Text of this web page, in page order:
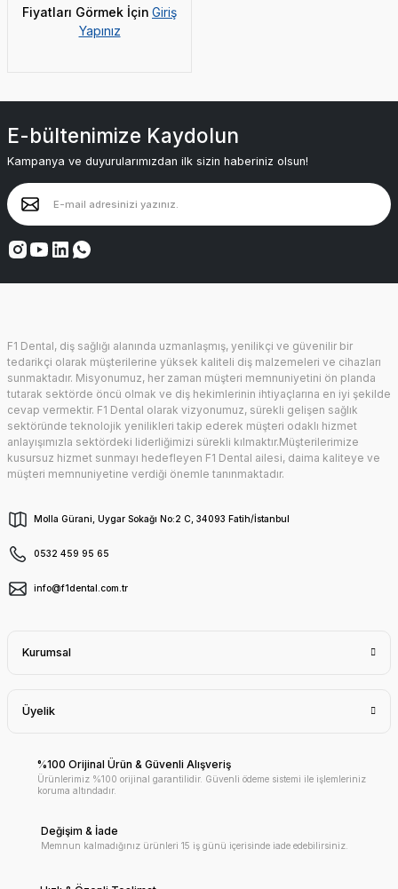
Fiyatları Görmek İçin Giriş
Yapınız
E-bültenimize Kaydolun
Kampanya ve duyurularımızdan ilk sizin haberiniz olsun!
F1 Dental, diş sağlığı alanında uzmanlaşmış, yenilikçi ve güvenilir bir
tedarikçi olarak müşterilerine yüksek kaliteli diş malzemeleri ve cihazları
sunmaktadır. Misyonumuz, her zaman müşteri memnuniyetini ön planda
tutarak sektörde öncü olmak ve diş hekimlerinin ihtiyaçlarına en iyi şekilde
cevap vermektir. F1 Dental olarak vizyonumuz, sürekli gelişen sağlık
sektöründe teknolojik yenilikleri takip ederek müşteri odaklı hizmet
anlayışımızla sektördeki liderliğimizi sürekli kılmaktır.Müşterilerimize
kusursuz hizmet sunmayı hedefleyen F1 Dental ailesi, daima kaliteye ve
müşteri memnuniyetine verdiği önemle tanınmaktadır.
Molla Gürani, Uygar Sokağı No:2 C, 34093 Fatih/İstanbul
0532 459 95 65
info@f1dental.com.tr
Kurumsal
Üyelik
%100 Orijinal Ürün & Güvenli Alışveriş
Ürünlerimiz %100 orijinal garantilidir. Güvenli ödeme sistemi ile işlemleriniz
koruma altındadır.
Değişim & İade
Memnun kalmadığınız ürünleri 15 iş günü içerisinde iade edebilirsiniz.